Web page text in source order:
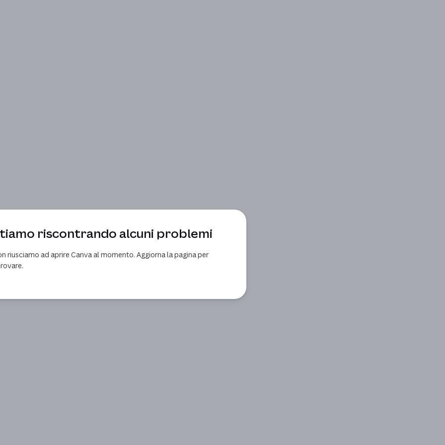
riscontrando alcuni problemi
riusciamo ad aprire Canva al momento. Aggiorna la pagina per